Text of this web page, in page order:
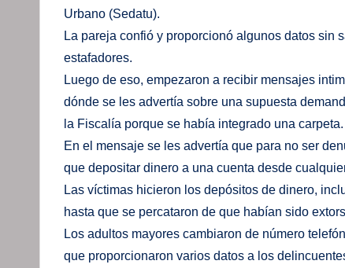
Urbano (Sedatu).
La pareja confió y proporcionó algunos datos sin
estafadores.
Luego de eso, empezaron a recibir mensajes
dónde se les advertía sobre una supuesta
la Fiscalía porque se había integrado una carpeta.
En el mensaje se les advertía que para no ser
que depositar dinero a una cuenta desde
Las víctimas hicieron los depósitos de dinero,
hasta que se percataron de que habían sido
Los adultos mayores cambiaron de número
que proporcionaron varios datos a los